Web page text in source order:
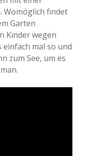
Womöglich findet
Garten
Kinder wegen
einfach mal so und
zum See, um es